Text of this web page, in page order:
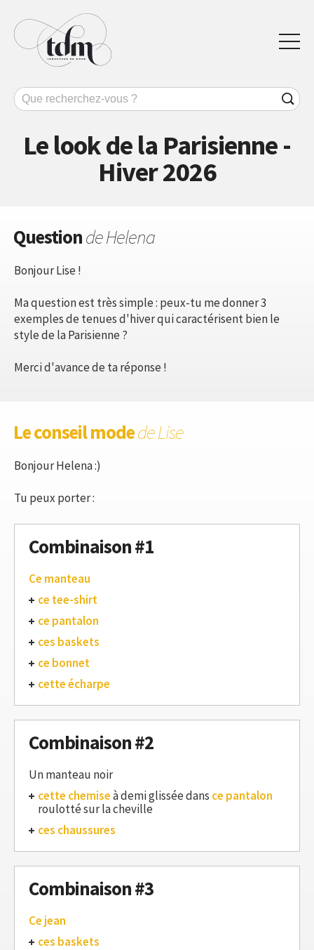
Le look de la Parisienne -
Hiver 2026
Questionde Helena
Bonjour Lise !
Ma question est très simple : peux-tu me donner 3
exemples de tenues d'hiver qui caractérisent bien le
style de la Parisienne ?
Merci d'avance de ta réponse !
Le conseil modede Lise
Bonjour Helena :)
Tu peux porter :
Combinaison #1
Ce manteau
ce tee-shirt
ce pantalon
ces baskets
ce bonnet
cette écharpe
Combinaison #2
Un manteau noir
cette chemiseà demi glissée dans ce pantalon
roulotté sur la cheville
ces chaussures
Combinaison #3
Ce jean
ces baskets